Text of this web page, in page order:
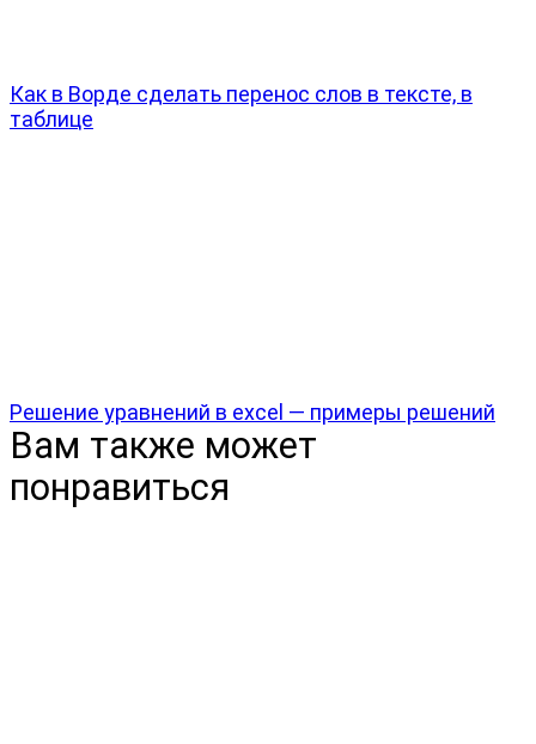
Как в Ворде сделать перенос слов в тексте, в
таблице
Решение уравнений в excel — примеры решений
Вам также может
понравиться